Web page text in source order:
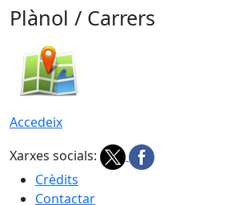
Plànol / Carrers
Accedeix
Xarxes socials:
Crèdits
Contactar